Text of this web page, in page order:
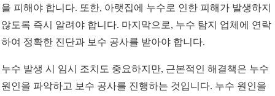
을 피해야 합니다. 또한, 아랫집에 누수로 인한 피해가 발생하지
않도록 즉시 알려야 합니다. 마지막으로, 누수 탐지 업체에 연락
하여 정확한 진단과 보수 공사를 받아야 합니다.
누수 발생 시 임시 조치도 중요하지만, 근본적인 해결책은 누수
원인을 파악하고 보수 공사를 진행하는 것입니다. 누수 원인을